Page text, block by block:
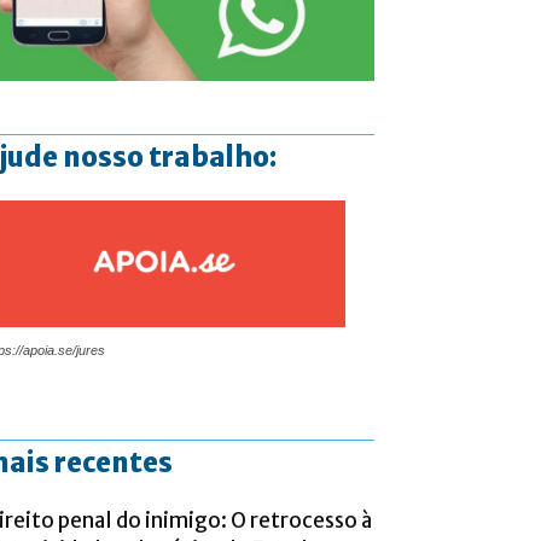
nosso trabalho:
apoia.se/jures
recentes
penal do inimigo: O retrocesso à